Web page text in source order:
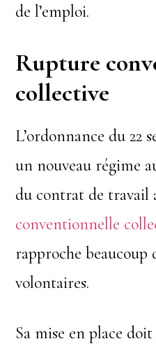
de l’emploi.
Rupture
collective
L’ordonnance du 22
un nouveau régime
du contrat de travail
conventionnelle
rapproche beaucoup
volontaires.
Sa mise en place